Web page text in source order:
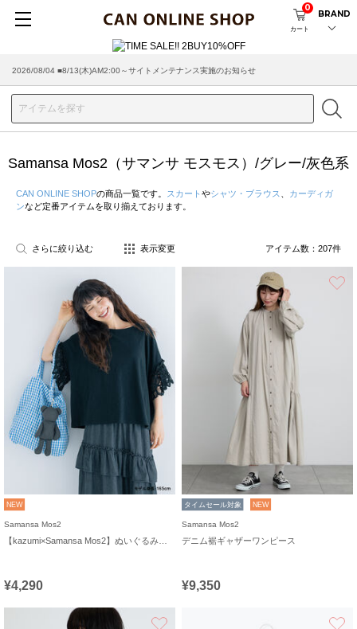
カート
0
BRAND
2026/07/29 ■【お知らせ】ヤマト運輸の配送遅延・停止について
Samansa Mos2（サマンサ モスモス）/グレー/灰色系
CAN ONLINE SHOPの商品一覧です。 スカート やシャツ・ブラウス
カーディガ
ンなど定番アイテムを取り揃えております。
さらに絞り込む 表示変更 アイテム数： 207件
NEW
Samansa Mos2
¥4,290
タイムセール対象 NEW
Samansa Mos2
デニム裾ギャザーワンピース
¥9,350